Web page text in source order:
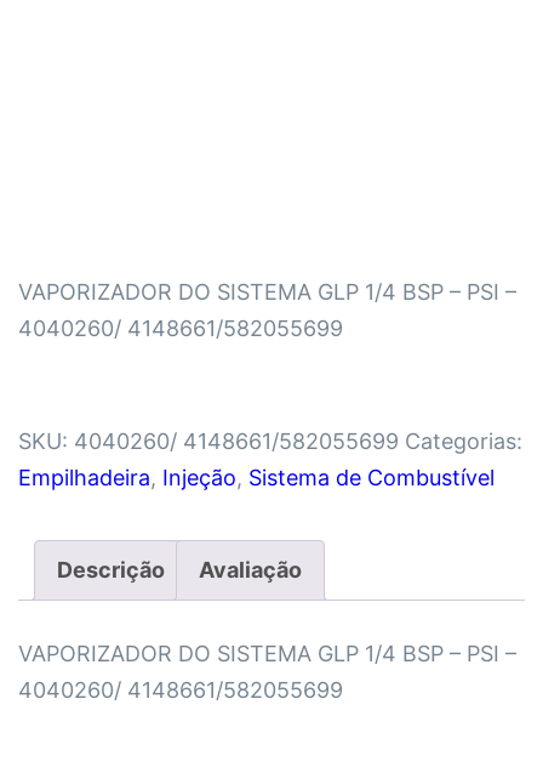
VAPORIZADOR DO SISTEMA GLP 1/4 BSP – PSI –
4040260/ 4148661/582055699
SKU: 4040260/ 4148661/582055699 Categorias:
Empilhadeira, Injeção, Sistema de Combustível
Descrição Avaliação
VAPORIZADOR DO SISTEMA GLP 1/4 BSP – PSI –
4040260/ 4148661/582055699